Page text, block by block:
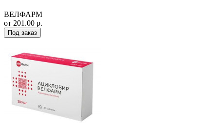
ВЕЛФАРМ
от 201.00 р.
Под заказ